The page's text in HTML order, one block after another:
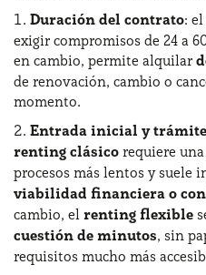
Duración del contrato:
exigir compromisos de 24 a
en cambio, permite alquilar
de renovación, cambio o
momento.
Entrada inicial y
renting clásico requiere una
procesos más lentos y suele
viabilidad financiera o
cambio, el renting flexible
cuestión de minutos, sin
requisitos mucho más